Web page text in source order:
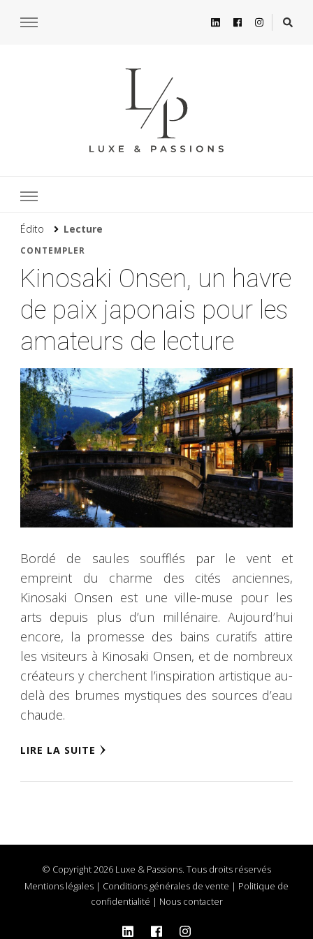
Édito Lecture
CONTEMPLER
Kinosaki Onsen, un havre
de paix japonais pour les
amateurs de lecture
Bordé de saules soufflés par le vent et
empreint du charme des cités anciennes,
Kinosaki Onsen est une ville-muse pour les
arts depuis plus d’un millénaire. Aujourd’hui
encore, la promesse des bains curatifs attire
les visiteurs à Kinosaki Onsen, et de nombreux
créateurs y cherchent l’inspiration artistique au-
delà des brumes mystiques des sources d’eau
chaude.
LIRE LA SUITE
© Copyright 2026 Luxe & Passions. Tous droits réservés
Mentions légales | Conditions générales de vente | Politique de
confidentialité | Nous contacter